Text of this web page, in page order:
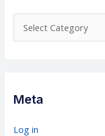
a
r
Meta
Log in